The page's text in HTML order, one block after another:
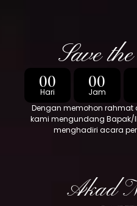
Save
00
Hari
00
Jam
Dengan memohon rahmat
kami mengundang
menghadiri acara
Akad